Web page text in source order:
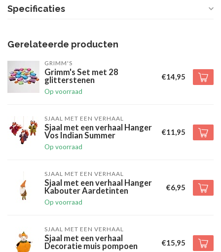
Specificaties
Gerelateerde producten
GRIMM'S
Grimm's Set met 28
glitterstenen
Op voorraad
€14,95
SJAAL MET EEN VERHAAL
Sjaal met een verhaal Hanger
Vos Indian Summer
Op voorraad
€11,95
SJAAL MET EEN VERHAAL
Sjaal met een verhaal Hanger
Kabouter Aardetinten
Op voorraad
€6,95
SJAAL MET EEN VERHAAL
Sjaal met een verhaal
Decoratie muis pompoen
€15,95